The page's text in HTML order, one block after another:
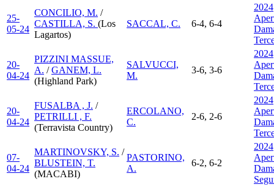
25-
05-24
CONCILIO, M. /
CASTILLA, S. (Los
Lagartos)
SACCAL, C. 6-4, 6-4
2024
20-
04-24
PIZZINI MASSUE,
A. /GANEM, L.
(Highland Park)
SALVUCCI,
M.
3-6, 3-6
2024
20-
04-24
FUSALBA , J. /
PETRILLI , F.
(Terravista Country)
ERCOLANO,
C.
2-6, 2-6
2024
07-
04-24
MARTINOVSKY, S. /
BLUSTEIN, T.
(MACABI)
PASTORINO,
A.
6-2, 6-2
2024